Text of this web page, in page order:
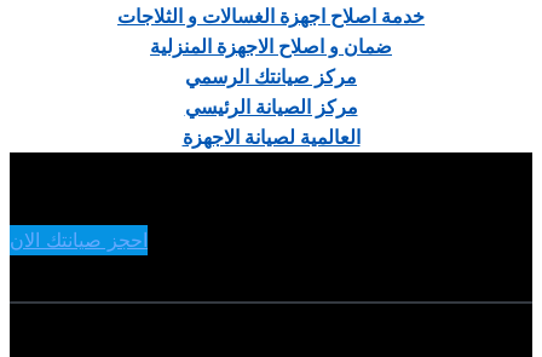
خدمة اصلاح اجهزة الغسالات و الثلاجات
ضمان و اصلاح الاجهزة المنزلية
مركز صيانتك الرسمي
مركز الصيانة الرئيسي
العالمية لصيانة الاجهزة
احجز صيانتك الان